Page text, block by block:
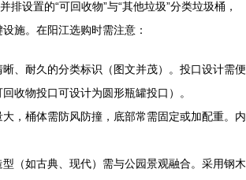
排设置的“可回收物”与“其他垃圾”分类垃圾桶，
施。在阳江选购时需注意：
晰、耐久的分类标识（图文并茂）。投口设计需便
收物投口可设计为圆形瓶罐投口）。
大，桶体需防风防撞，底部常需固定或加配重。内
型（如古典、现代）需与公园景观融合。采用钢木